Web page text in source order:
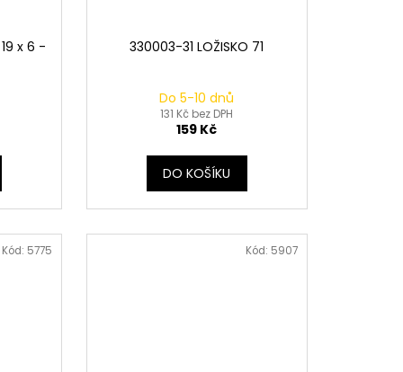
x 6 -
330003-31 LOŽISKO 71
Do 5-10 dnů
131 Kč bez DPH
159 Kč
DO KOŠÍKU
Kód: 5775 Kód: 5907